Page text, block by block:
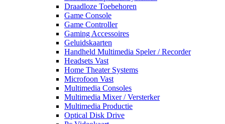
Draadloze Toebehoren
Game Console
Game Controller
Gaming Accessoires
Geluidskaarten
Handheld Multimedia Speler / Recorder
Headsets Vast
Home Theater Systems
Microfoon Vast
Multimedia Consoles
Multimedia Mixer / Versterker
Multimedia Productie
Optical Disk Drive